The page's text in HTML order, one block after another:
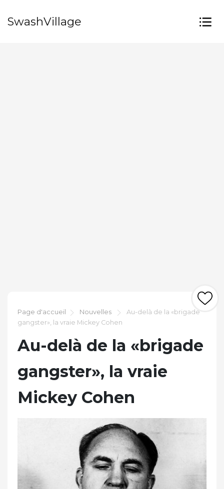
SwashVillage
Page d'accueil Nouvelles
Au-delà de la «brigade
gangster», la vraie Mickey Cohen
Au-delà de la «brigade
gangster», la vraie
Mickey Cohen